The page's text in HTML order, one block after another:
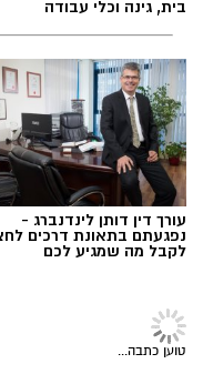
עקבו בפייסבוק
עקבו באינסטגרם
רוצה לעקוב אחרי
ב-WhatsApp לחצו כאן
להורדת אפליקציה
עקבו בפייסבוק
עקבו באינסטגרם
מחירי הקיץ יורדים בשעל
אשדוד: מבצעי ענק על
עורך דין דותן לינדנברג -
אשדוד נוסטלגיה